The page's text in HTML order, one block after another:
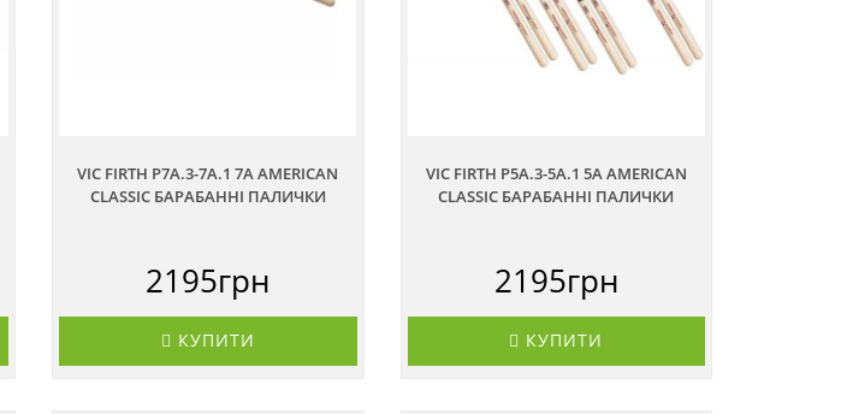
VIC FIRTH P7A.3-7A.1 7A AMERICAN
CLASSIC БАРАБАННІ ПАЛИЧКИ
2195грн
КУПИТИ
VIC FIRTH P5A.3-5A.1 5A AMERICAN
CLASSIC БАРАБАННІ ПАЛИЧКИ
2195грн
КУПИТИ